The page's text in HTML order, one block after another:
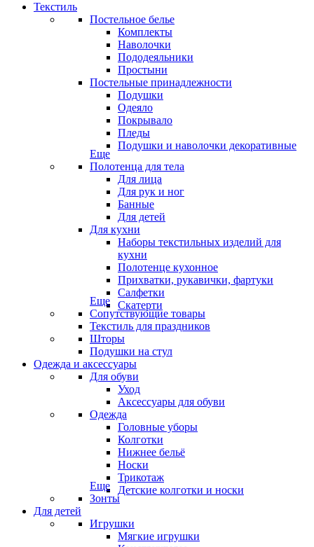
Текстиль
Постельное белье
Комплекты
Наволочки
Пододеяльники
Простыни
Постельные принадлежности
Подушки
Одеяло
Покрывало
Пледы
Подушки и наволочки декоративные
Еще
Полотенца для тела
Для лица
Для рук и ног
Банные
Для детей
Для кухни
Наборы текстильных изделий для
кухни
Полотенце кухонное
Прихватки, рукавички, фартуки
Салфетки
Скатерти
Еще
Сопутствующие товары
Текстиль для праздников
Шторы
Подушки на стул
Одежда и аксессуары
Для обуви
Уход
Аксессуары для обуви
Одежда
Головные уборы
Колготки
Нижнее бельё
Носки
Трикотаж
Детские колготки и носки
Еще
Зонты
Для детей
Игрушки
Мягкие игрушки